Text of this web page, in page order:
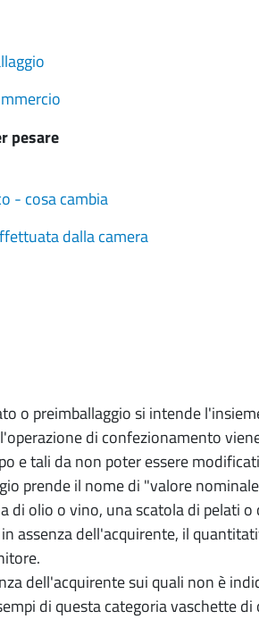
pesare
- cosa cambia
dalla camera
o preimballaggio si intende
di confezionamento
e tali da non poter essere
prende il nome di "valore
di olio o vino, una scatola di pelati
assenza dell'acquirente, il
dell'acquirente sui quali non è
di questa categoria vaschette